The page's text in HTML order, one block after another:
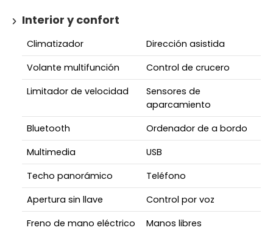
Interior y confort
Climatizador
Dirección asistida
Volante multifunción
Control de crucero
Limitador de velocidad
Sensores de
aparcamiento
Bluetooth
Ordenador de a bordo
Multimedia
USB
Techo panorámico
Teléfono
Apertura sin llave
Control por voz
Freno de mano eléctrico
Manos libres